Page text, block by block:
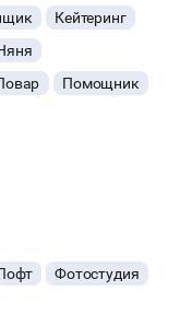
Кейтеринг
Помощник
Фотостудия